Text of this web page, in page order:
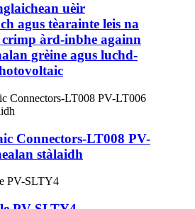
uèir
agus tèarainte leis na
àrd-inbhe againn
grèine agus luchd-
Connectors-LT008 PV-
stàlaidh